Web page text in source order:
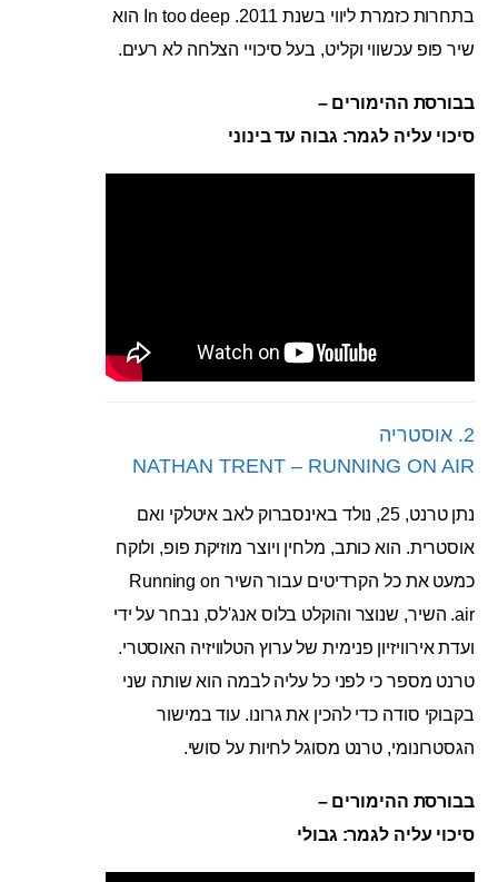
בתחרות כזמרת ליווי בשנת 2011. In too deep הוא
שיר פופ עכשווי וקליט, בעל סיכויי הצלחה לא רעים.
בבורסת ההימורים –
סיכוי עליה לגמר: גבוה עד בינוני
2. אוסטריה
NATHAN TRENT – RUNNING ON AIR
נתן טרנט, 25, נולד באינסברוק לאב איטלקי ואם
אוסטרית. הוא כותב, מלחין ויוצר מוזיקת פופ, ולוקח
כמעט את כל הקרדיטים עבור השיר Running on
air. השיר, שנוצר והוקלט בלוס אנג'לס, נבחר על ידי
ועדת אירוויזיון פנימית של ערוץ הטלוויזיה האוסטרי.
טרנט מספר כי לפני כל עליה לבמה הוא שותה שני
בקבוקי סודה כדי להכין את גרונו. עוד במישור
הגסטרונומי, טרנט מסוגל לחיות על סושי.
בבורסת ההימורים –
סיכוי עליה לגמר: גבולי